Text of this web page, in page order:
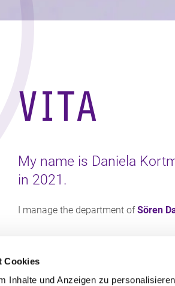
Cookies
Inhalte und Anzeigen zu
VITA
My name is Daniela
in 2021.
I manage the department ofSören